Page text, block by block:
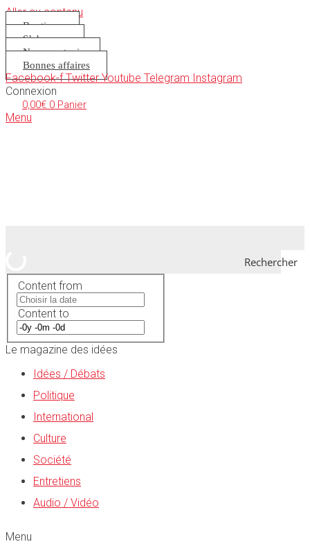
Aller au contenu
Boutique
S’abonner
Nous soutenir
Bonnes affaires
Facebook-f Twitter Youtube Telegram Instagram
Connexion
0,00€ 0 Panier
Menu
Rechercher
Content from
Content to
Le magazine des idées
Idées / Débats
Politique
International
Culture
Société
Entretiens
Audio / Vidéo
Menu